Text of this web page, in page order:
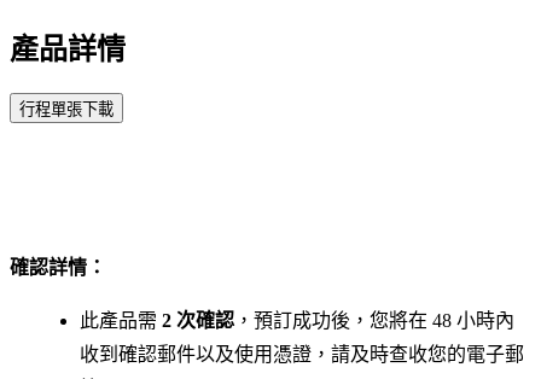
產品詳情
確認詳情：
此產品需 2 次確認 ，預訂成功後，您將在 48 小時內
收到確認郵件以及使用憑證，請及時查收您的電子郵